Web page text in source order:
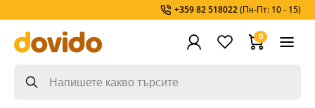
+359 82 518022(Пн-Пт: 10 - 15)
0